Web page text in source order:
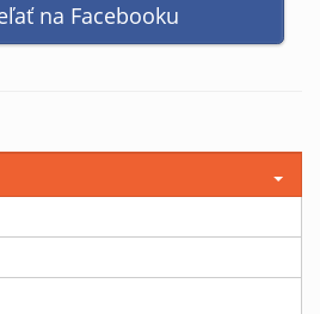
na Facebooku